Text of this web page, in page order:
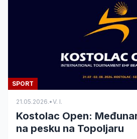
SPORT
21.05.2026.•V. I.
Kostolac Open:
na pesku na Topoljaru